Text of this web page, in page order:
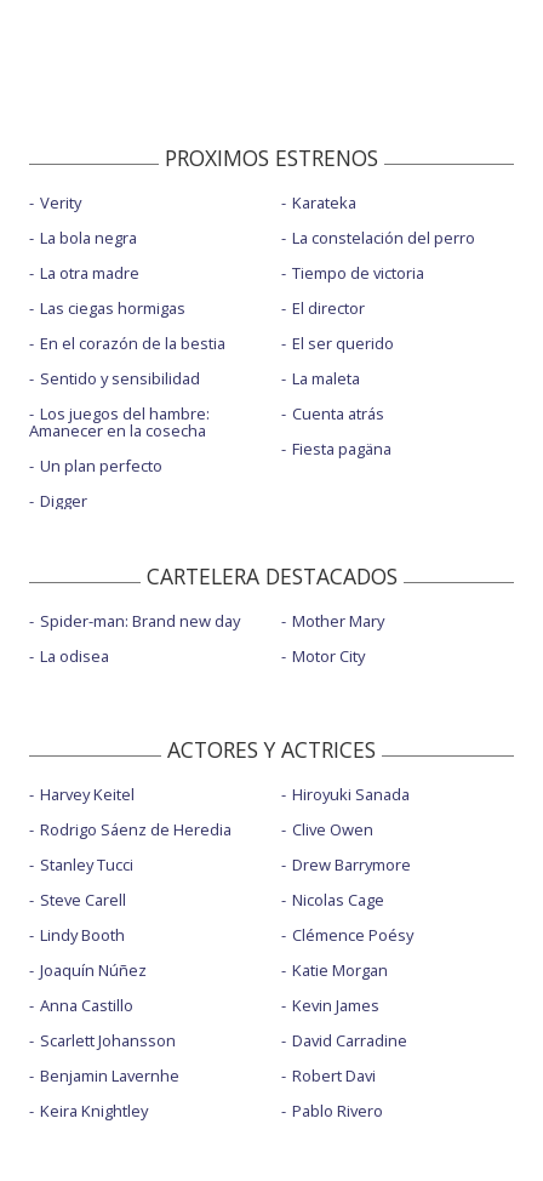
PROXIMOS ESTRENOS
Verity
La bola negra
La otra madre
Las ciegas hormigas
En el corazón de la bestia
Sentido y sensibilidad
Los juegos del hambre:
Amanecer en la cosecha
Un plan perfecto
Digger
Karateka
La constelación del perro
Tiempo de victoria
El director
El ser querido
La maleta
Cuenta atrás
Fiesta pagäna
CARTELERA DESTACADOS
Spider-man: Brand new day
La odisea
Mother Mary
Motor City
ACTORES Y ACTRICES
Harvey Keitel
Rodrigo Sáenz de Heredia
Stanley Tucci
Steve Carell
Lindy Booth
Joaquín Núñez
Anna Castillo
Scarlett Johansson
Benjamin Lavernhe
Keira Knightley
Hiroyuki Sanada
Clive Owen
Drew Barrymore
Nicolas Cage
Clémence Poésy
Katie Morgan
Kevin James
David Carradine
Robert Davi
Pablo Rivero